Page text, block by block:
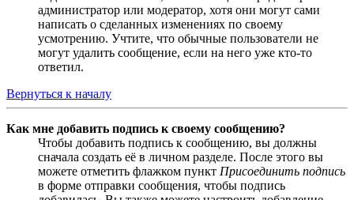
администратор или модератор, хотя они могут сами
написать о сделанных изменениях по своему
усмотрению. Учтите, что обычные пользователи не
могут удалить сообщение, если на него уже кто-то
ответил.
Вернуться к началу
Как мне добавить подпись к своему сообщению?
Чтобы добавить подпись к сообщению, вы должны
сначала создать её в личном разделе. После этого вы
можете отметить флажком пункт Присоединить подпись
в форме отправки сообщения, чтобы подпись